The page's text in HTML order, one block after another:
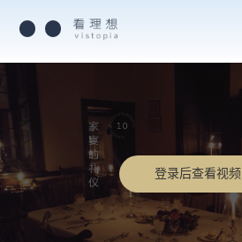
登录后查看视频